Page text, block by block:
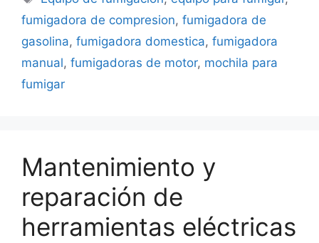
fumigadora de compresion, fumigadora de
gasolina, fumigadora domestica, fumigadora
manual, fumigadoras de motor, mochila para
fumigar
Mantenimiento y
reparación de
herramientas eléctricas